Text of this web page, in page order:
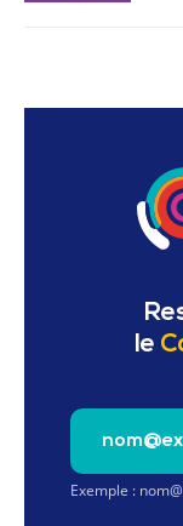
le
Saisissez
Exemple :